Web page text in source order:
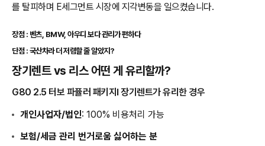
를 탈피하며 E세그먼트 시장에 지각변동을 일으켰습니다.
장점 : 벤츠, BMW, 아우디 보다 관리가 편하다
단점 : 국산차라 더 저렴할 줄 알았지?
장기렌트 vs 리스 어떤 게 유리할까?
G80 2.5 터보 파퓰러 패키지Ⅰ 장기렌트가 유리한 경우
개인사업자/법인: 100% 비용처리 가능
보험/세금 관리 번거로움 싫어하는 분